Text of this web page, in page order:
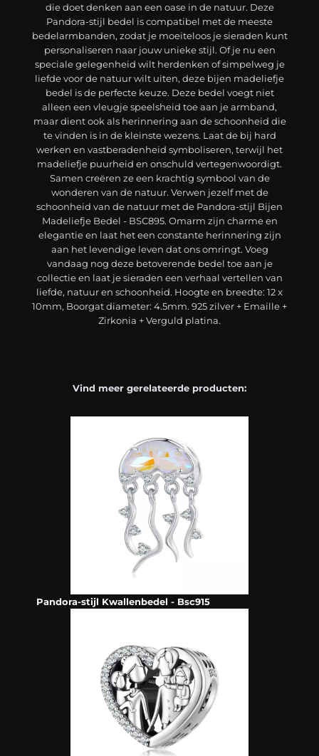
die doet denken aan een oase in de natuur. Deze
Pandora-stijl bedel is compatibel met de meeste
bedelarmbanden, zodat je moeiteloos je sieraden kunt
personaliseren naar jouw unieke stijl. Of je nu een
speciale gelegenheid wilt herdenken of simpelweg je
liefde voor de natuur wilt uiten, deze bijen madeliefje
bedel is de perfecte keuze. Deze bedel voegt niet
alleen een vleugje speelsheid toe aan je armband,
maar dient ook als herinnering aan de schoonheid die
te vinden is in de kleinste wezens. Laat de bij hard
werken en vastberadenheid symboliseren, terwijl het
madeliefje puurheid en onschuld vertegenwoordigt.
Samen creëren ze een krachtig symbool van de
wonderen van de natuur. Verwen jezelf met de
schoonheid van de natuur met de Pandora-stijl Bijen
Madeliefje Bedel - BSC895. Omarm zijn charme en
elegantie en laat het een constante herinnering zijn
aan het levendige leven dat ons omringt. Voeg
vandaag nog deze betoverende bedel toe aan je
collectie en laat je sieraden een verhaal vertellen van
liefde, natuur en schoonheid. Hoogte en breedte: 12 x
10mm, Boorgat diameter: 4.5mm. 925 zilver + Emaille +
Zirkonia + Verguld platina.
Vind meer gerelateerde producten:
Pandora-stijl Kwallenbedel - Bsc915